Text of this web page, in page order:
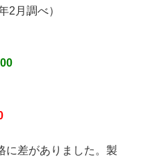
2月調べ）
に差がありました。製